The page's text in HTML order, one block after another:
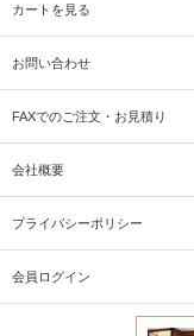
カートを見る
お問い合わせ
FAXでのご注文・お見積り
会社概要
プライバシーポリシー
会員ログイン